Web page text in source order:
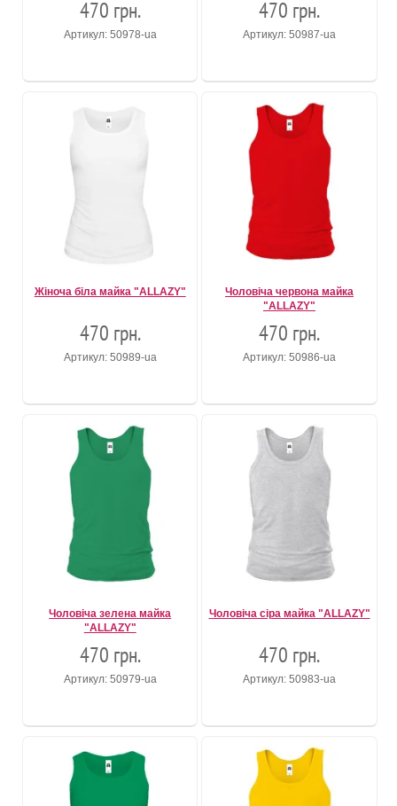
470 грн.
Артикул: 50978-ua
470 грн.
Артикул: 50987-ua
Жіноча біла майка "ALLAZY"
470 грн.
Артикул: 50989-ua
Чоловіча червона майка
"ALLAZY"
470 грн.
Артикул: 50986-ua
Чоловіча зелена майка
"ALLAZY"
470 грн.
Артикул: 50979-ua
Чоловіча сіра майка "ALLAZY"
470 грн.
Артикул: 50983-ua